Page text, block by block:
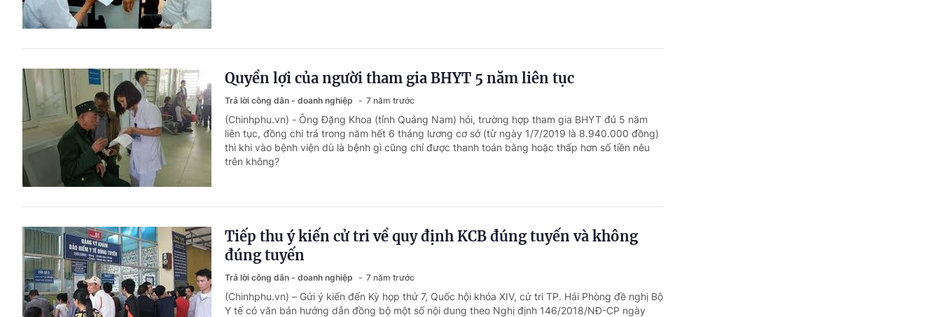
Quyền lợi của người tham gia BHYT 5 năm liên tục
Trả lời công dân - doanh nghiệp 7 năm trước
(Chinhphu.vn) - Ông Đặng Khoa (tỉnh Quảng Nam) hỏi, trường hợp tham gia BHYT đủ 5 năm
liên tục, đồng chi trả trong năm hết 6 tháng lương cơ sở (từ ngày 1/7/2019 là 8.940.000 đồng)
thì khi vào bệnh viện dù là bệnh gì cũng chỉ được thanh toán bằng hoặc thấp hơn số tiền nêu
trên không?
Tiếp thu ý kiến cử tri về quy định KCB đúng tuyến và không
đúng tuyến
Trả lời công dân - doanh nghiệp 7 năm trước
(Chinhphu.vn) – Gửi ý kiến đến Kỳ họp thứ 7, Quốc hội khóa XIV, cử tri TP. Hải Phòng đề nghị Bộ
Y tế có văn bản hướng dẫn đồng bộ một số nội dung theo Nghị định 146/2018/NĐ-CP ngày